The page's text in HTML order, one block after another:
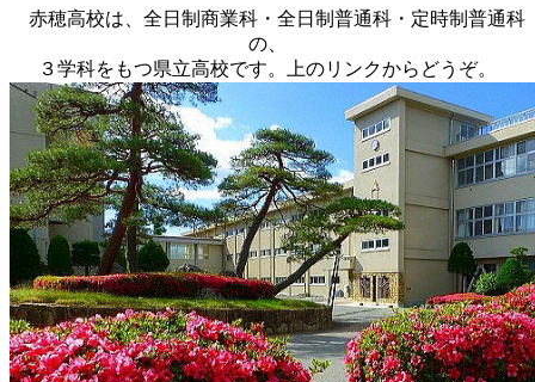
赤穂高校は、全日制商業科・全日制普通科・定時制普通科
の、
３学科をもつ県立高校です。上のリンクからどうぞ。